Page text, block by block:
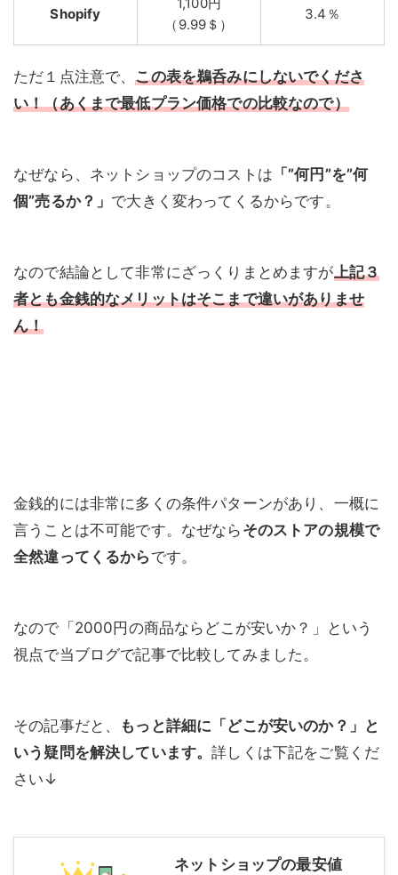
Shopify
（9.99＄）
3.4％
ただ１点注意で、この表を鵜呑みにしないでくださ
い！（あくまで最低プラン価格での比較なので）
なぜなら、ネットショップのコストは 「”何円”を”何
個”売るか？」 で大きく変わってくるからです。
なので結論として非常にざっくりまとめますが上記３
者とも金銭的なメリットはそこまで違いがありませ
ん！
金銭的には非常に多くの条件パターンがあり、一概に
言うことは不可能です。なぜなら そのストアの規模で
全然違ってくるから です。
なので「2000円の商品ならどこが安いか？」という
視点で当ブログで記事で比較してみました。
その記事だと、
もっと詳細に「どこが安いのか？」と
いう疑問を解決しています。詳しくは下記をご覧くだ
さい↓
ネットショップの最安値